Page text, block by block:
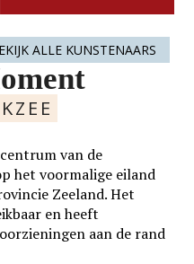
ALLE KUNSTENAARS
van de
het voormalige eiland
Zeeland. Het
en heeft
aan de rand